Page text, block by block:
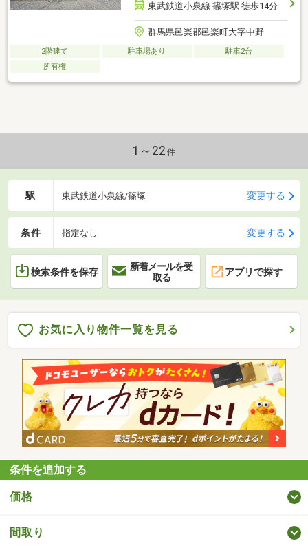
東武鉄道小泉線 篠塚駅 徒歩14分
群馬県邑楽郡邑楽町大字中野
2階建て 駐車場あり
駐車2台
所有権
1～22 件
駅 東武鉄道小泉線/篠塚 変更する
条件 指定なし 変更する
検索条件を保存
新着メールを受
取る
アプリで探す
お気に入り物件一覧を見る
条件を追加する
価格
間取り